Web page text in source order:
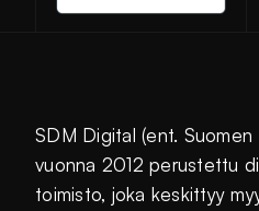
SDM Digital (ent. Suomen
vuonna 2012 perustettu
toimisto, joka keskittyy